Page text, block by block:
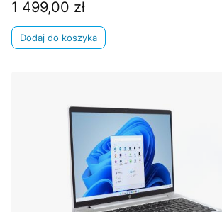
Cena
1 499,00 zł
Dodaj do koszyka